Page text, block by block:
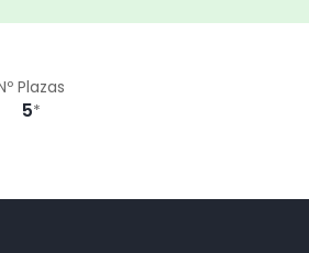
Plazas
5*